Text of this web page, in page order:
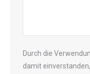
Durch die
damit